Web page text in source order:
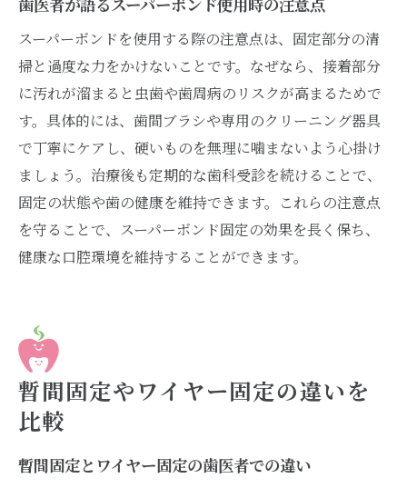
スーパーボンドを使用する際の注意点は、固定部分の清
掃と過度な力をかけないことです。なぜなら、接着部分
に汚れが溜まると虫歯や歯周病のリスクが高まるためで
す。具体的には、歯間ブラシや専用のクリーニング器具
で丁寧にケアし、硬いものを無理に噛まないよう心掛け
ましょう。治療後も定期的な歯科受診を続けることで、
固定の状態や歯の健康を維持できます。これらの注意点
を守ることで、スーパーボンド固定の効果を長く保ち、
健康な口腔環境を維持することができます。
暫間固定やワイヤー固定の違いを
比較
暫間固定とワイヤー固定の歯医者での違い